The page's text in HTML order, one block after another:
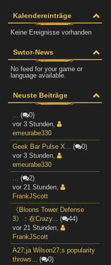
Kalendereinträge
Keine Ereignisse vorhanden
Swtor-News
No feed for your game or
language available.
Neuste Beiträge
... (
0)
vor 3 Stunden,
emeurabe330
Geek Bar Pulse X... (
0)
vor 3 Stunden,
emeurabe330
... (
2)
vor 21 Stunden,
FrankJScott
《Bloons Tower Defense
3》：在Crazy... (
44)
vor 21 Stunden,
FrankJScott
A27;ja Wilson27;s popularity
throws... (
0)